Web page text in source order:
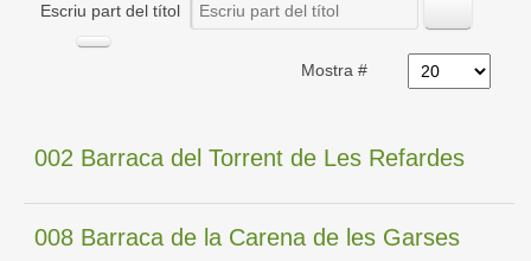
Escriu part del títol
Mostra #
002 Barraca del Torrent de Les Refardes
008 Barraca de la Carena de les Garses